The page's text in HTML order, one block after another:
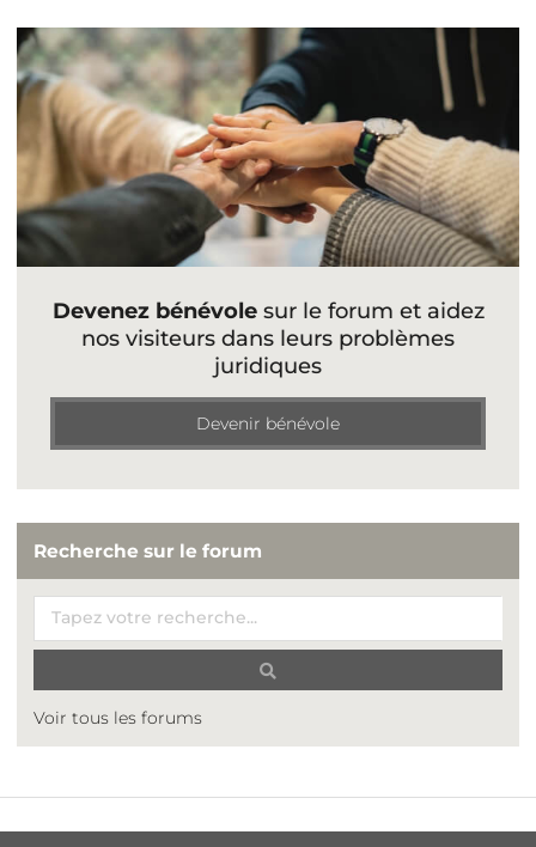
Devenez bénévolesur le forum et aidez
nos visiteurs dans leurs problèmes
juridiques
Devenir bénévole
Recherche sur le forum
Voir tous les forums